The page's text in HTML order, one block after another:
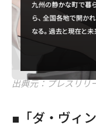
出典元：プレスリリ
■「ダ・ヴィ